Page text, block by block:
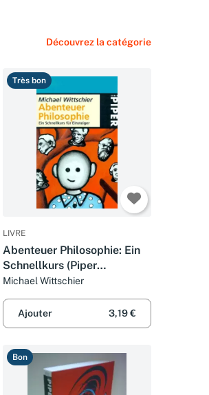
Découvrez la catégorie
Très bon
LIVRE
Abenteuer Philosophie: Ein
Schnellkurs (Piper
Taschenbuch)
Michael Wittschier
Ajouter 3,19 €
Bon